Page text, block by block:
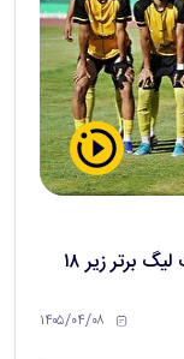
قهرمانی فولاد مبارکه سپاهان در مسابقات لیگ برتر زیر ۱۸
۱۴۰۵/۰۴/۰۸